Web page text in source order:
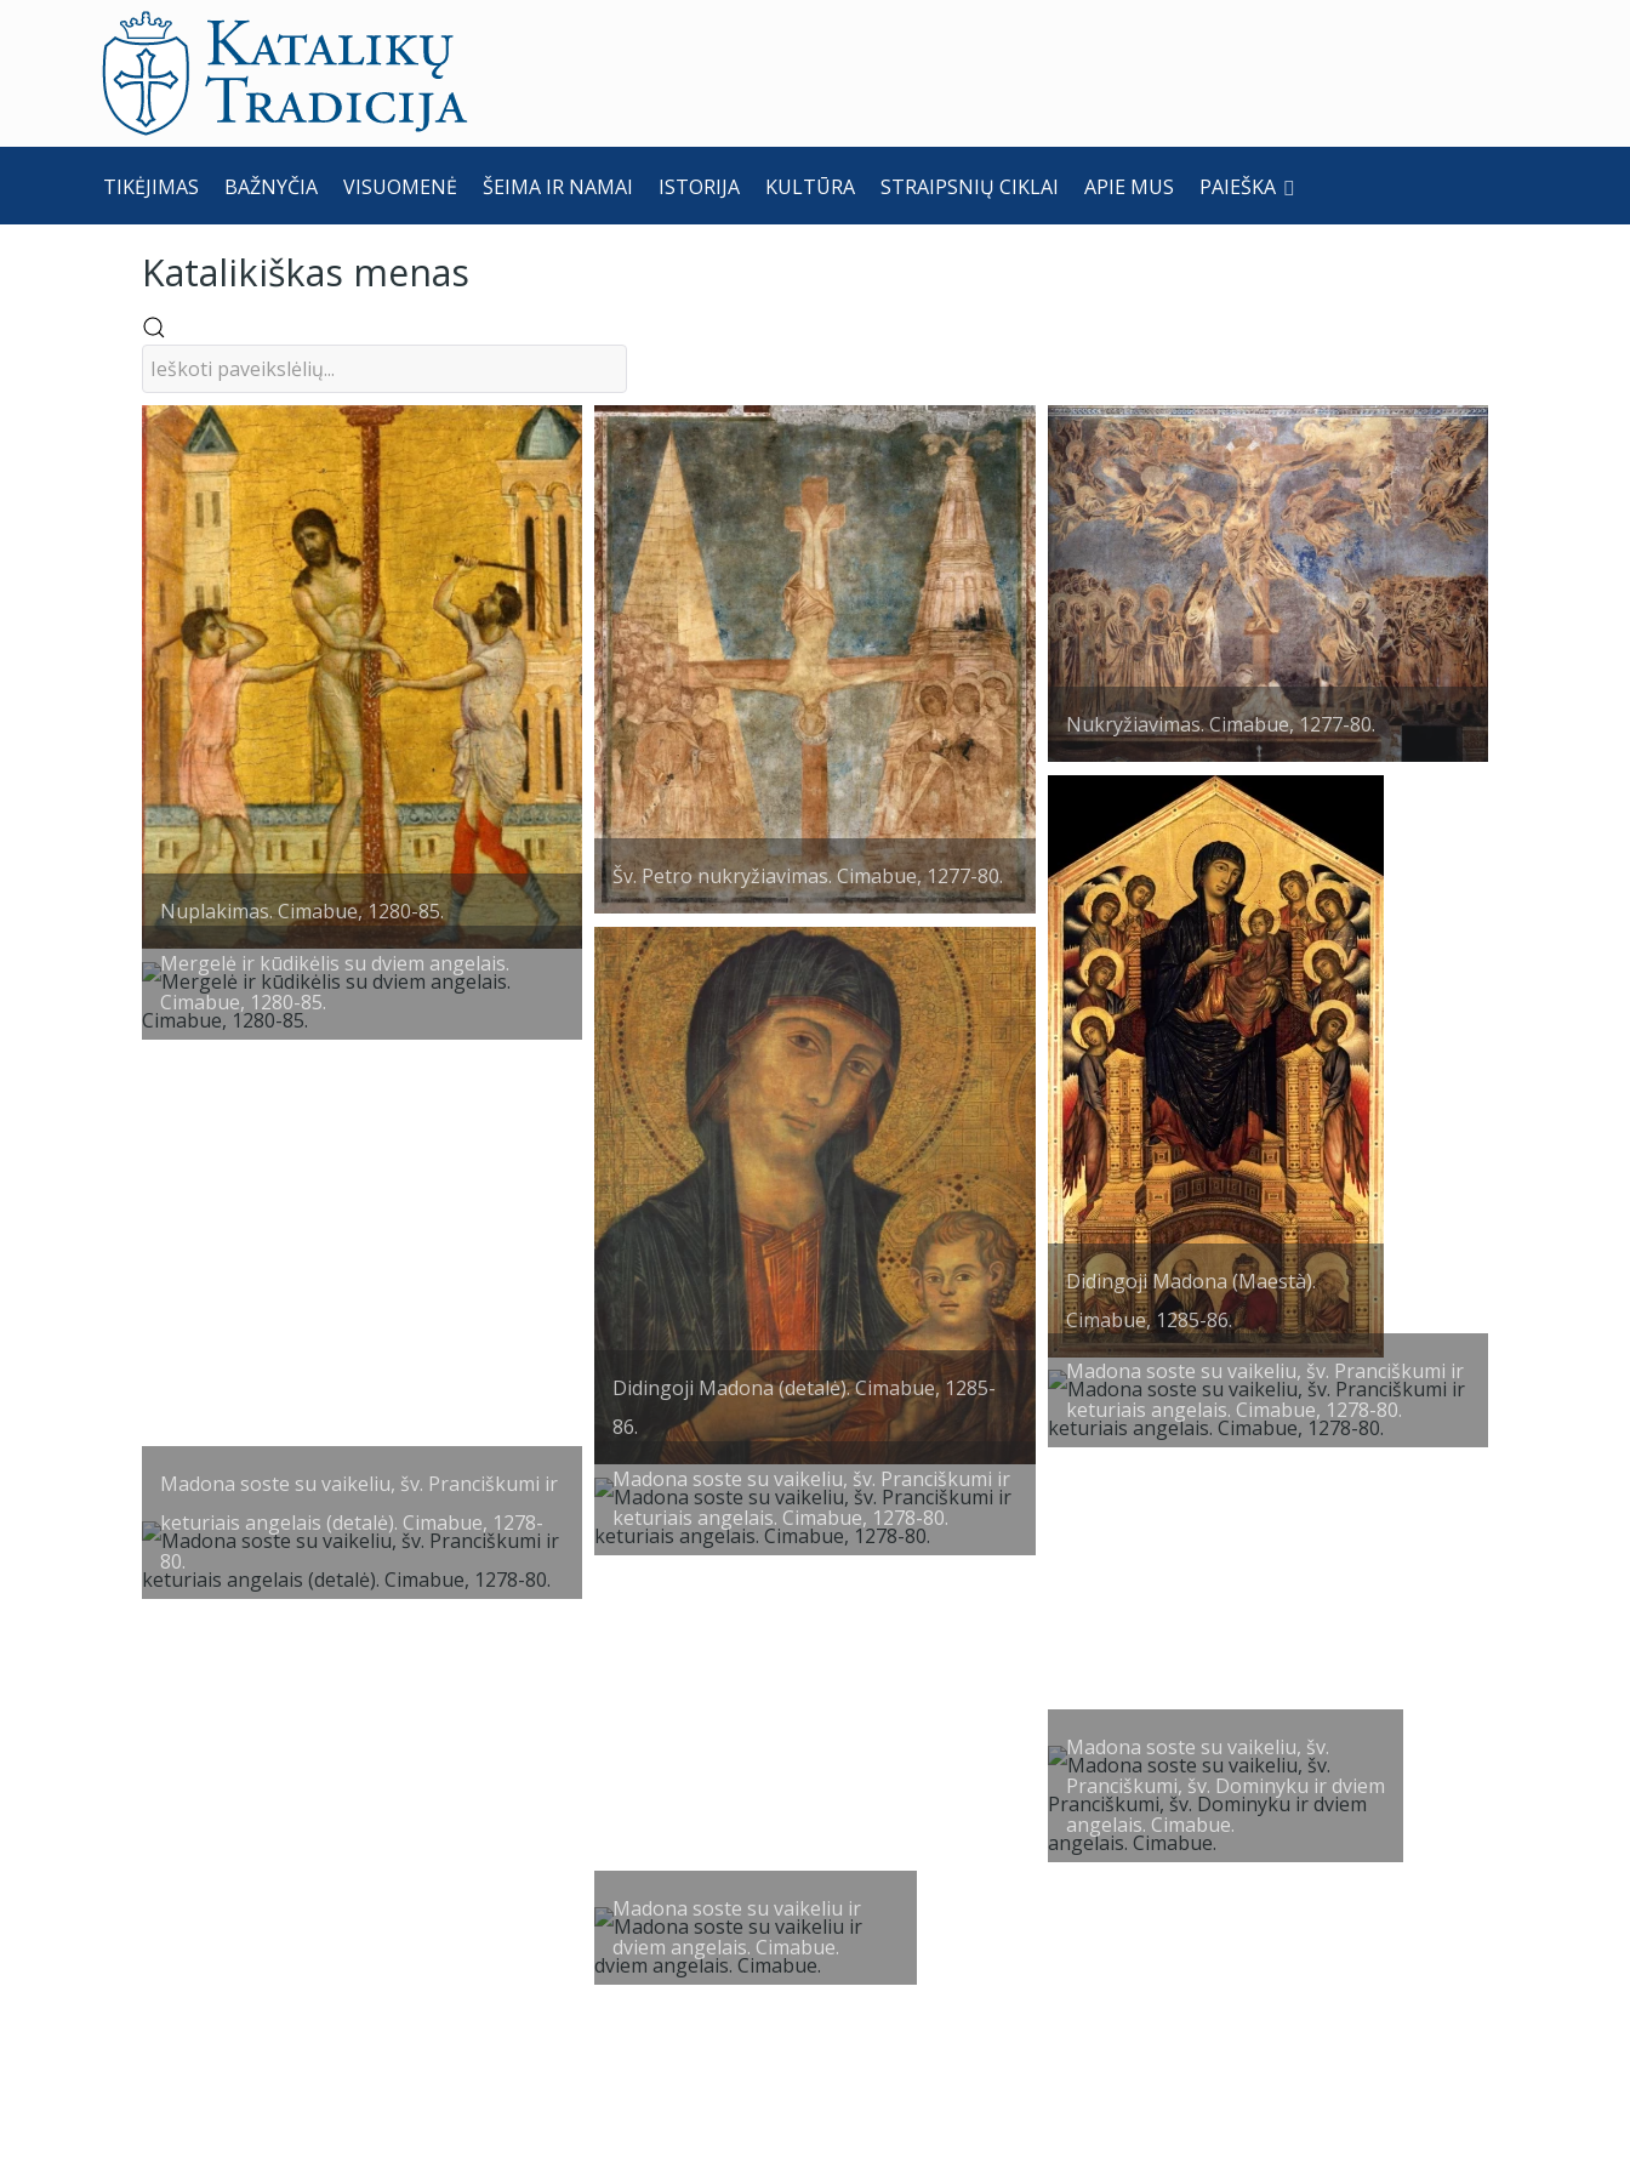
TIKĖJIMAS BAŽNYČIA VISUOMENĖ ŠEIMA IR NAMAI ISTORIJA KULTŪRA STRAIPSNIŲ CIKLAI APIE MUS PAIEŠKA
Katalikiškas menas
Nuplakimas. Cimabue, 1280-85.
Šv. Petro nukryžiavimas. Cimabue, 1277-80.
Nukryžiavimas. Cimabue, 1277-80.
Didingoji Madona (Maestà).
Cimabue, 1285-86.
Didingoji Madona (detalė). Cimabue, 1285-
86.
Mergelė ir kūdikėlis su dviem angelais.
Cimabue, 1280-85.
Madona soste su vaikeliu, šv. Pranciškumi ir
keturiais angelais. Cimabue, 1278-80.
Madona soste su vaikeliu, šv. Pranciškumi ir
keturiais angelais. Cimabue, 1278-80.
Madona soste su vaikeliu, šv. Pranciškumi ir
keturiais angelais (detalė). Cimabue, 1278-
80.
Madona soste su vaikeliu, šv.
Pranciškumi, šv. Dominyku ir dviem
angelais. Cimabue.
Madona soste su vaikeliu ir
dviem angelais. Cimabue.